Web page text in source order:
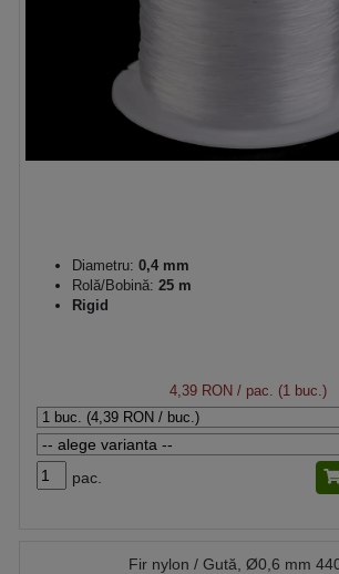
Diametru: 0,4 mm
Rolă/Bobină: 25 m
Rigid
4,39 RON / pac. (1 buc.)
pac.
Fir nylon / Gută, Ø0,6 mm